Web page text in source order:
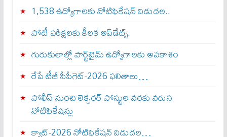
1,538 ఉద్యోగాలకు నోటిఫికేషన్ విడుదల..
పోటీ పరీక్షలకు కీలక అప్‌డేట్స్.
గురుకులాల్లో పార్ట్‌టైమ్ ఉద్యోగాలకు అవకాశం
రేపే టీజీ సీపీగెట్‌-2026 ఫలితాలు…
పోలీస్ నుంచి లెక్చరర్ పోస్టుల వరకు వరుస
నోటిఫికేషన్లు
క్యాట్-2026 నోటిఫికేషన్ విడుదల…